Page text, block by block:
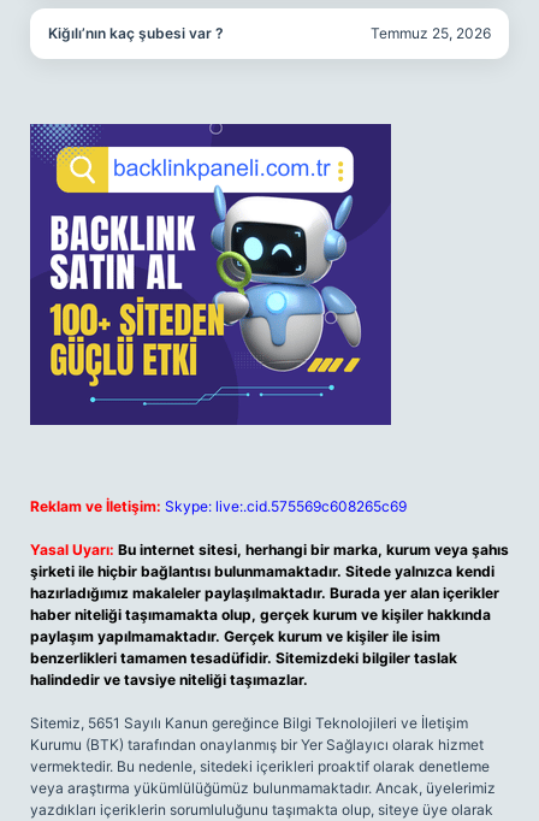
Kiğılı’nın kaç şubesi var ? Temmuz 25, 2026
Reklam ve İletişim: Skype: live:.cid.575569c608265c69
Yasal Uyarı: Bu internet sitesi, herhangi bir marka, kurum veya şahıs
şirketi ile hiçbir bağlantısı bulunmamaktadır. Sitede yalnızca kendi
hazırladığımız makaleler paylaşılmaktadır. Burada yer alan içerikler
haber niteliği taşımamakta olup, gerçek kurum ve kişiler hakkında
paylaşım yapılmamaktadır. Gerçek kurum ve kişiler ile isim
benzerlikleri tamamen tesadüfidir. Sitemizdeki bilgiler taslak
halindedir ve tavsiye niteliği taşımazlar.
Sitemiz, 5651 Sayılı Kanun gereğince Bilgi Teknolojileri ve İletişim
Kurumu (BTK) tarafından onaylanmış bir Yer Sağlayıcı olarak hizmet
vermektedir. Bu nedenle, sitedeki içerikleri proaktif olarak denetleme
veya araştırma yükümlülüğümüz bulunmamaktadır. Ancak, üyelerimiz
yazdıkları içeriklerin sorumluluğunu taşımakta olup, siteye üye olarak